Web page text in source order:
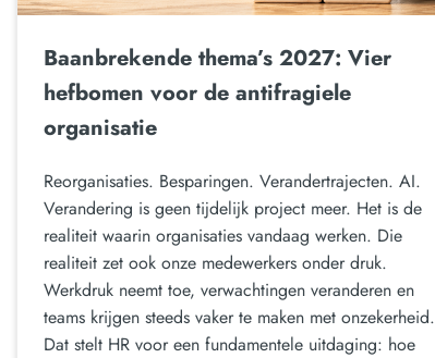
Baanbrekende thema’s 2027: Vier
hefbomen voor de antifragiele
organisatie
Reorganisaties. Besparingen. Verandertrajecten. AI.
Verandering is geen tijdelijk project meer. Het is de
realiteit waarin organisaties vandaag werken. Die
realiteit zet ook onze medewerkers onder druk.
Werkdruk neemt toe, verwachtingen veranderen en
teams krijgen steeds vaker te maken met onzekerheid.
Dat stelt HR voor een fundamentele uitdaging: hoe